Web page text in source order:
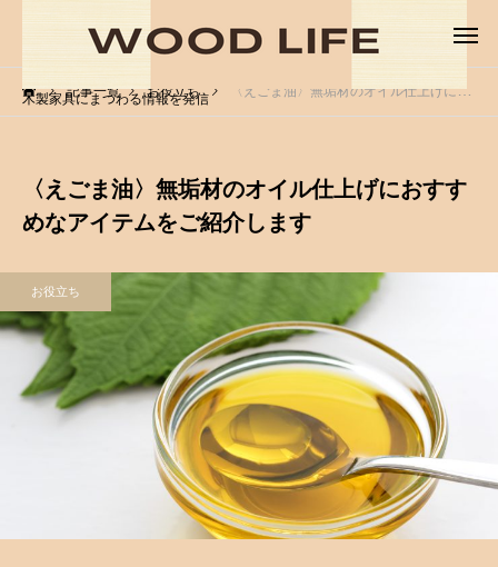
木製家具にまつわる情報を発信
記事一覧 お役立ち 〈えごま油〉無垢材のオイル仕上げにおすすめなアイテムをご紹介します
〈えごま油〉無垢材のオイル仕上げにおすす
めなアイテムをご紹介します
お役立ち